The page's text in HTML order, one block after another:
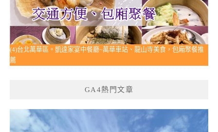
(4)台北萬華區。凱達家宴中餐廳~萬華車站、龍山寺美食，包廂聚餐推
薦
GA4熱門文章